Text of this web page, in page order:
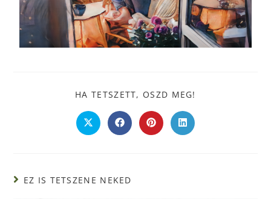
HA TETSZETT, OSZD MEG!
EZ IS TETSZENE NEKED